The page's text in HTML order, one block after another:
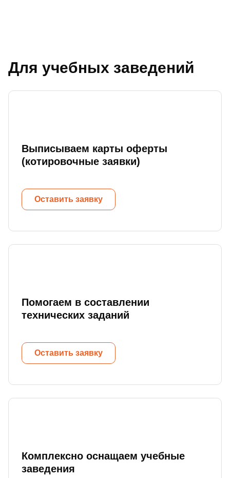
Для учебных заведений
Выписываем карты оферты
(котировочные заявки)
Оставить заявку
Помогаем в составлении
технических заданий
Оставить заявку
Комплексно оснащаем учебные
заведения